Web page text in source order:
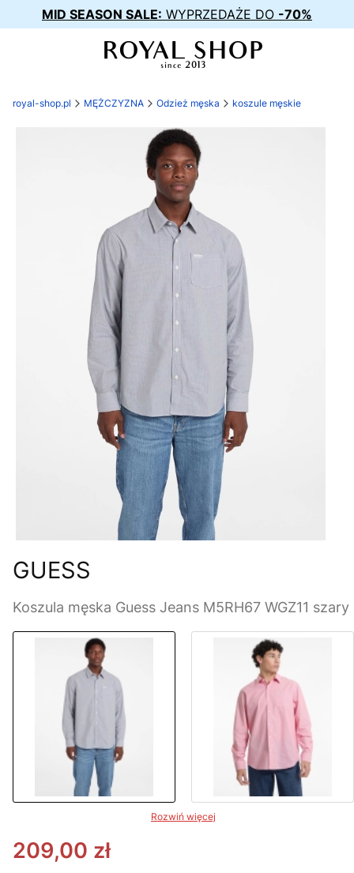
MID SEASON SALE: WYPRZEDAŻE DO -70%
royal-shop.pl MĘŻCZYZNA Odzież męska koszule męskie
GUESS
Koszula męska Guess Jeans M5RH67 WGZ11 szary
Rozwiń więcej
209,00 zł